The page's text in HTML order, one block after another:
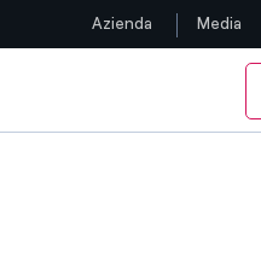
Seguici
Azienda Media
120
classifica Euronext Vigeo-Eiris 120
della classifica Euronext